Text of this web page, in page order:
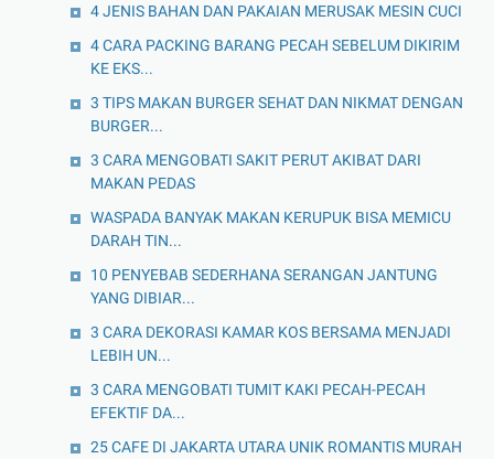
4 JENIS BAHAN DAN PAKAIAN MERUSAK MESIN CUCI
4 CARA PACKING BARANG PECAH SEBELUM DIKIRIM
KE EKS...
3 TIPS MAKAN BURGER SEHAT DAN NIKMAT DENGAN
BURGER...
3 CARA MENGOBATI SAKIT PERUT AKIBAT DARI
MAKAN PEDAS
WASPADA BANYAK MAKAN KERUPUK BISA MEMICU
DARAH TIN...
10 PENYEBAB SEDERHANA SERANGAN JANTUNG
YANG DIBIAR...
3 CARA DEKORASI KAMAR KOS BERSAMA MENJADI
LEBIH UN...
3 CARA MENGOBATI TUMIT KAKI PECAH-PECAH
EFEKTIF DA...
25 CAFE DI JAKARTA UTARA UNIK ROMANTIS MURAH